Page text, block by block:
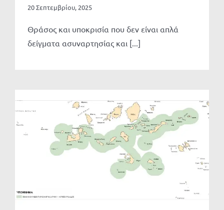
20 Σεπτεμβρίου, 2025
Θράσος και υποκρισία που δεν είναι απλά
δείγματα ασυναρτησίας και [...]